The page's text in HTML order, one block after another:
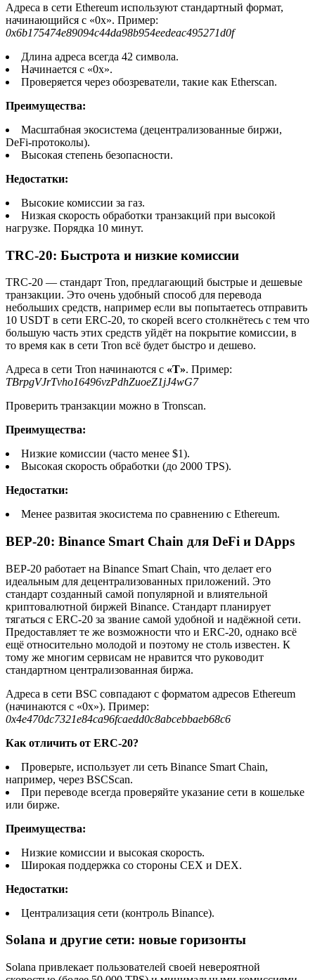
Адреса в сети Ethereum используют стандартный формат,
начинающийся с «0x». Пример:
0x6b175474e89094c44da98b954eedeac495271d0f
Длина адреса всегда 42 символа.
Начинается с «0x».
Проверяется через обозреватели, такие как Etherscan.
Преимущества:
Масштабная экосистема (децентрализованные биржи,
DeFi-протоколы).
Высокая степень безопасности.
Недостатки:
Высокие комиссии за газ.
Низкая скорость обработки транзакций при высокой
нагрузке. Порядка 10 минут.
TRC-20: Быстрота и низкие комиссии
TRC-20 — стандарт Tron, предлагающий быстрые и дешевые
транзакции. Это очень удобный способ для перевода
небольших средств, например если вы попытаетесь отправить
10 USDT в сети ERC-20, то скорей всего столкнётесь с тем что
большую часть этих средств уйдёт на покрытие комиссии, в
то время как в сети Tron всё будет быстро и дешево.
Адреса в сети Tron начинаются с «T». Пример:
TBrpgVJrTvho16496vzPdhZuoeZ1jJ4wG7
Проверить транзакции можно в Tronscan.
Преимущества:
Низкие комиссии (часто менее $1).
Высокая скорость обработки (до 2000 TPS).
Недостатки:
Менее развитая экосистема по сравнению с Ethereum.
BEP-20: Binance Smart Chain для DeFi и DApps
BEP-20 работает на Binance Smart Chain, что делает его
идеальным для децентрализованных приложений. Это
стандарт созданный самой популярной и влиятельной
криптовалютной биржей Binance. Стандарт планирует
тягаться с ERC-20 за звание самой удобной и надёжной сети.
Предоставляет те же возможности что и ERC-20, однако всё
ещё относительно молодой и поэтому не столь известен. К
тому же многим сервисам не нравится что руководит
стандартном централизованная биржа.
Адреса в сети BSC совпадают с форматом адресов Ethereum
(начинаются с «0x»). Пример:
0x4e470dc7321e84ca96fcaedd0c8abcebbaeb68c6
Как отличить от ERC-20?
Проверьте, использует ли сеть Binance Smart Chain,
например, через BSCScan.
При переводе всегда проверяйте указание сети в кошельке
или бирже.
Преимущества:
Низкие комиссии и высокая скорость.
Широкая поддержка со стороны CEX и DEX.
Недостатки:
Централизация сети (контроль Binance).
Solana и другие сети: новые горизонты
Solana привлекает пользователей своей невероятной